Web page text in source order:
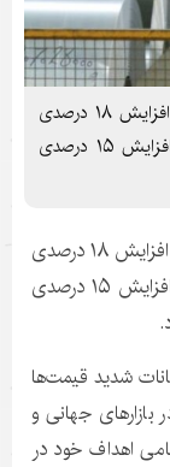
معاون فروش و بازاریابی شرکت فولاد مبارکه از افزایش ۱۸ درصدی
عرضه محصولات فولاد مبارکه به بازار داخلی و افزایش ۱۵ درصدی
معاون فروش و بازاریابی شرکت فولاد مبارکه از افزایش ۱۸ درصدی
عرضه محصولات فولاد مبارکه به بازار داخلی و افزایش ۱۵ درصدی
شدید قیمت‌ها
جهانی و
اهداف خود در